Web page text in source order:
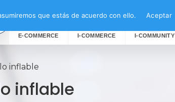
E-COMMERCE I-COMMERCE I-COMMUNITY
inflable
inflable
que estás de acuerdo con ello. Aceptar